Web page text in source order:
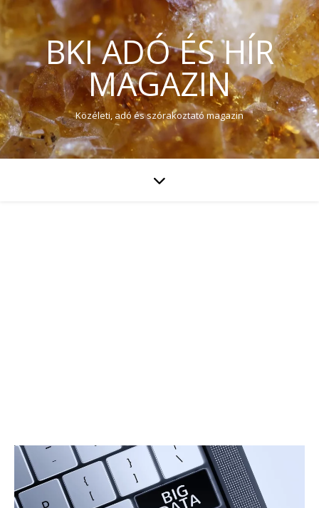
BKI ADÓ ÉS HÍR
MAGAZIN
Közéleti, adó és szórakoztató magazin